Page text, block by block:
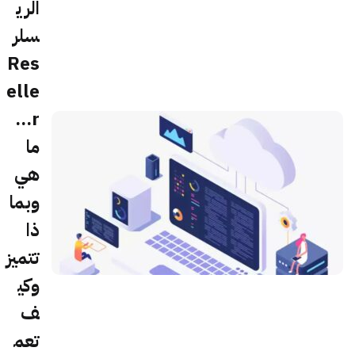
الري
سلر
Res
elle
r...
ما
هي
وبما
ذا
تتميز
وكي
ف
تعم